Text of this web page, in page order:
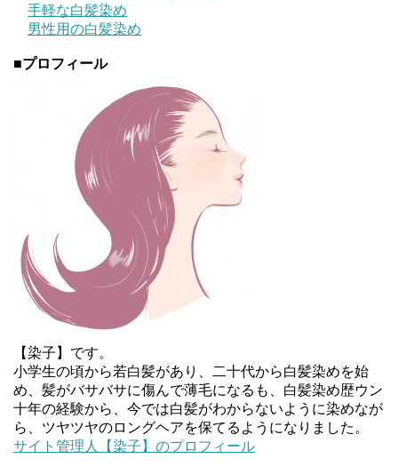
手軽な白髪染め
男性用の白髪染め
■プロフィール
【染子】です。
小学生の頃から若白髪があり、二十代から白髪染めを始
め、髪がバサバサに傷んで薄毛になるも、白髪染め歴ウン
十年の経験から、今では白髪がわからないように染めなが
ら、ツヤツヤのロングヘアを保てるようになりました。
サイト管理人【染子】のプロフィール